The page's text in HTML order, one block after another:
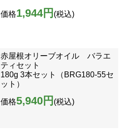
価格1,944円 (税込)
赤屋根オリーブオイル バラエ
ティセット
180g 3本セット（BRG180-55セ
ット）
価格5,940円 (税込)